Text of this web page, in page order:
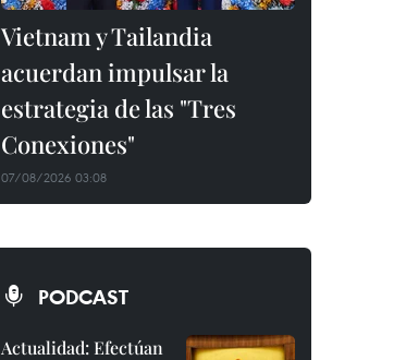
Vietnam y Tailandia
acuerdan impulsar la
estrategia de las "Tres
Conexiones"
07/08/2026 03:08
PODCAST
Actualidad: Efectúan